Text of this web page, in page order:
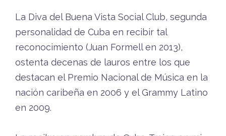
La Diva del Buena Vista Social Club, segunda
personalidad de Cuba en recibir tal
reconocimiento (Juan Formell en 2013),
ostenta decenas de lauros entre los que
destacan el Premio Nacional de Música en la
nación caribeña en 2006 y el Grammy Latino
en 2009.